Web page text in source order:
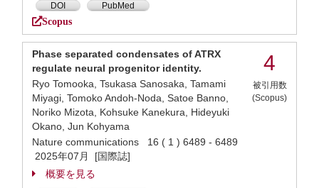
DOI PubMed
Scopus
Phase separated condensates of ATRX
regulate neural progenitor identity.
Ryo Tomooka, Tsukasa Sanosaka, Tamami
Miyagi, Tomoko Andoh-Noda, Satoe Banno,
Noriko Mizota, Kohsuke Kanekura, Hideyuki
Okano, Jun Kohyama
Nature communications 16 ( 1 ) 6489 - 6489
2025年07月 [国際誌]
概要を見る
4
被引用数
(Scopus)